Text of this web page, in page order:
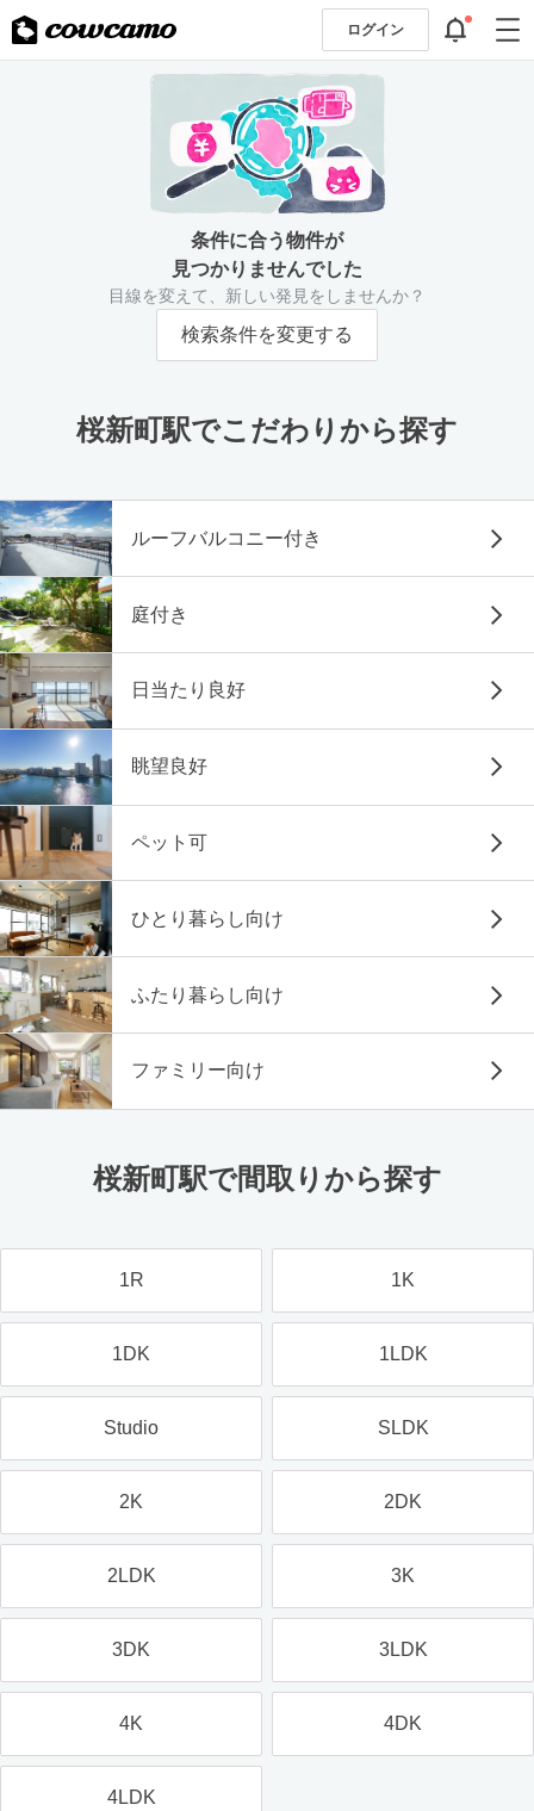
ログイン
条件に合う物件が
見つかりませんでした
目線を変えて、新しい発見をしませんか？
検索条件を変更する
桜新町駅でこだわりから探す
ルーフバルコニー付き
庭付き
日当たり良好
眺望良好
ペット可
ひとり暮らし向け
ふたり暮らし向け
ファミリー向け
桜新町駅で間取りから探す
1R 1K
1DK 1LDK
Studio SLDK
2K 2DK
2LDK 3K
3DK 3LDK
4K 4DK
4LDK